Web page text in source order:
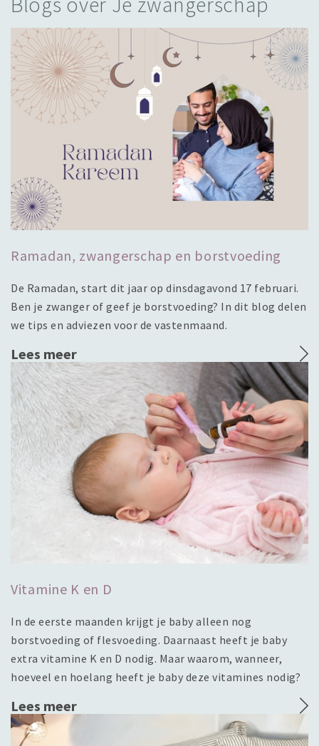
Ramadan, zwangerschap en borstvoeding
De Ramadan, start dit jaar op dinsdagavond 17 februari.
Ben je zwanger of geef je borstvoeding? In dit blog delen
we tips en adviezen voor de vastenmaand.
Lees meer
Vitamine K en D
In de eerste maanden krijgt je baby alleen nog
borstvoeding of flesvoeding. Daarnaast heeft je baby
extra vitamine K en D nodig. Maar waarom, wanneer,
hoeveel en hoelang heeft je baby deze vitamines nodig?
Lees meer